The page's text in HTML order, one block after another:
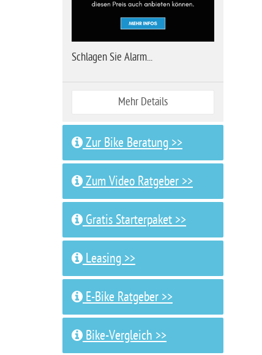
Schlagen Sie Alarm...
Mehr Details
Zur Bike Beratung >>
Zum Video Ratgeber >>
Gratis Starterpaket >>
Leasing >>
E-Bike Ratgeber >>
Bike-Vergleich >>